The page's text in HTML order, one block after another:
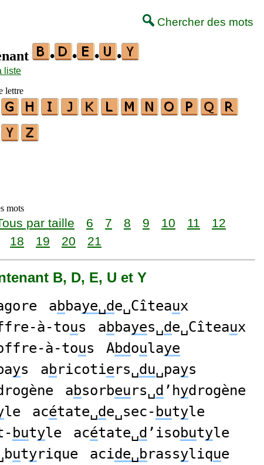
Chercher des mots
• • • •
liste
lettre
mots
par taille 6 7 8 9 10 11
12
18 19 20 21
B, D, E, U et Y
abbaye␣de␣Cîteaux
à-tous abbayes␣de␣Cîteaux
à-tous Abdoulaye
ys abricotiers␣du␣pays
absorbeurs␣d ’hydrogène
le acétate␣de␣sec- butyle
butyle acétate␣d ’isobutyle
utyrique acide␣brassylique